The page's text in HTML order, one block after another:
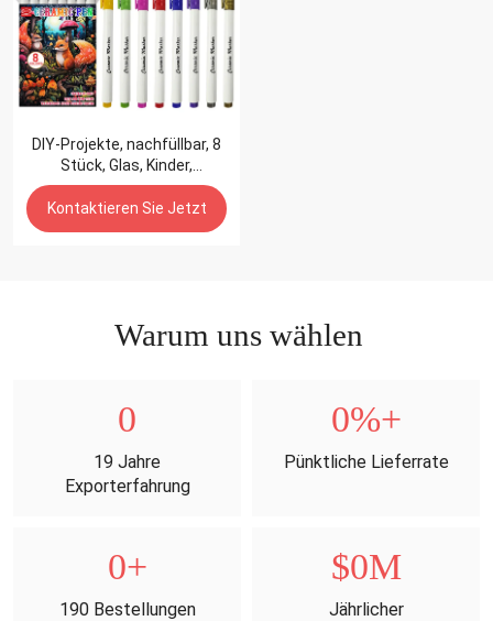
DIY-Projekte, nachfüllbar, 8
Stück, Glas, Kinder,
individuelle Keramik,
individuell für Steinfarbe,
Acrilyc-Acryl-Markerstift-
Kontaktieren Sie Jetzt
Warum uns wählen
0
19 Jahre
Exporterfahrung
0%+
Pünktliche Lieferrate
0+
190 Bestellungen
0
$ M
Jährlicher